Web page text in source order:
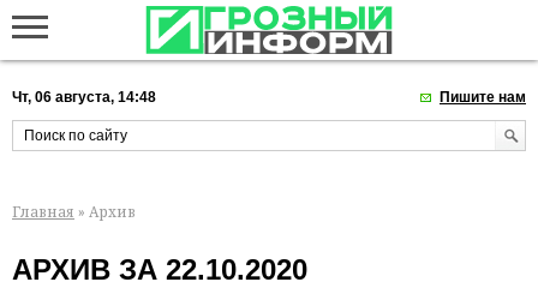
Чт, 06 августа, 14:48 Пишите нам
Главная » Архив
АРХИВ ЗА 22.10.2020